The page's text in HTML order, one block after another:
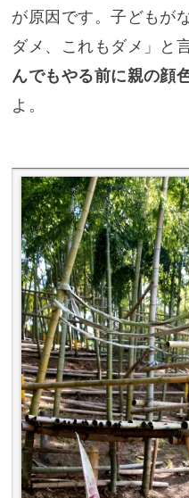
が原因です。子どもが
ダメ、これもダメ」と
んでもやる前に親の顔
よ。